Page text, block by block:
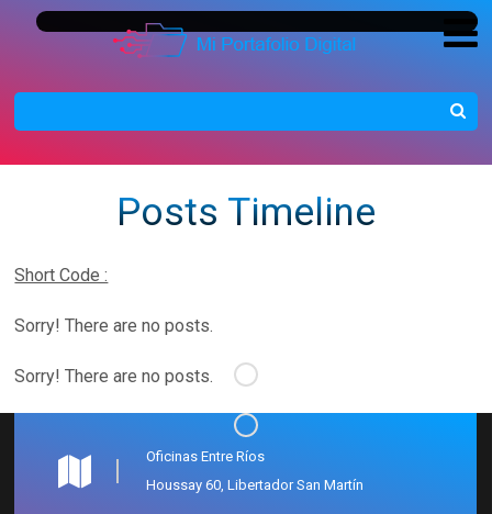
Posts Timeline
Short Code :
Sorry! There are no posts.
Sorry! There are no posts.
Oficinas Entre Ríos
Houssay 60, Libertador San Martín